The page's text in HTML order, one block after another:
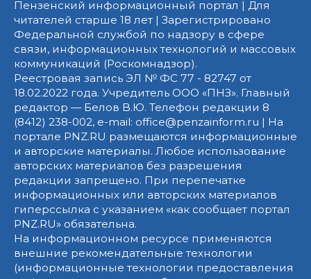
Пензенский информационный портал | Для
читателей старше 18 лет | Зарегистрировано
Федеральной службой по надзору в сфере
связи, информационных технологий и массовых
коммуникаций (Роскомнадзор).
Реестровая запись ЭЛ № ФС 77 - 82747 от
18.02.2022 года. Учредитель ООО «ПНЗ». Главный
редактор — Белов В.Ю. Телефон редакции 8
(8412) 238-002, e-mail: office@penzainform.ru | На
портале PNZ.RU размещаются информационные
и авторские материалы. Любое использование
авторских материалов без разрешения
редакции запрещено. При перепечатке
информационных или авторских материалов
гиперссылка с указанием «как сообщает портал
PNZ.RU» обязательна.
На информационном ресурсе применяются
внешние рекомендательные технологии
(информационные технологии предоставления